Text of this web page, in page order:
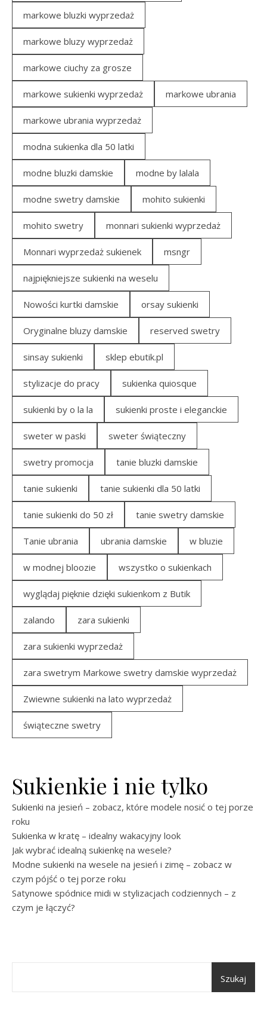
markowe bluzki wyprzedaż
markowe bluzy wyprzedaż
markowe ciuchy za grosze
markowe sukienki wyprzedaż markowe ubrania
markowe ubrania wyprzedaż
modna sukienka dla 50 latki
modne bluzki damskie modne by lalala
modne swetry damskie mohito sukienki
mohito swetry monnari sukienki wyprzedaż
Monnari wyprzedaż sukienek msngr
najpiękniejsze sukienki na weselu
Nowości kurtki damskie orsay sukienki
Oryginalne bluzy damskie reserved swetry
sinsay sukienki sklep ebutik.pl
stylizacje do pracy sukienka quiosque
sukienki by o la la sukienki proste i eleganckie
sweter w paski sweter świąteczny
swetry promocja tanie bluzki damskie
tanie sukienki tanie sukienki dla 50 latki
tanie sukienki do 50 zł tanie swetry damskie
Tanie ubrania ubrania damskie w bluzie
w modnej bloozie wszystko o sukienkach
wyglądaj pięknie dzięki sukienkom z Butik
zalando zara sukienki
zara sukienki wyprzedaż
zara swetrym Markowe swetry damskie wyprzedaż
Zwiewne sukienki na lato wyprzedaż
świąteczne swetry
Sukienkie i nie tylko
Sukienki na jesień – zobacz, które modele nosić o tej porze
roku
Sukienka w kratę – idealny wakacyjny look
Jak wybrać idealną sukienkę na wesele?
Modne sukienki na wesele na jesień i zimę – zobacz w
czym pójść o tej porze roku
Satynowe spódnice midi w stylizacjach codziennych – z
czym je łączyć?
Szukaj